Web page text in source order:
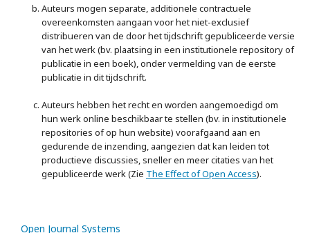
Auteurs mogen separate, additionele contractuele
overeenkomsten aangaan voor het niet-exclusief
distribueren van de door het tijdschrift gepubliceerde versie
van het werk (bv. plaatsing in een institutionele repository of
publicatie in een boek), onder vermelding van de eerste
publicatie in dit tijdschrift.
Auteurs hebben het recht en worden aangemoedigd om
hun werk online beschikbaar te stellen (bv. in institutionele
repositories of op hun website) voorafgaand aan en
gedurende de inzending, aangezien dat kan leiden tot
productieve discussies, sneller en meer citaties van het
gepubliceerde werk (Zie The Effect of Open Access).
Open Journal Systems